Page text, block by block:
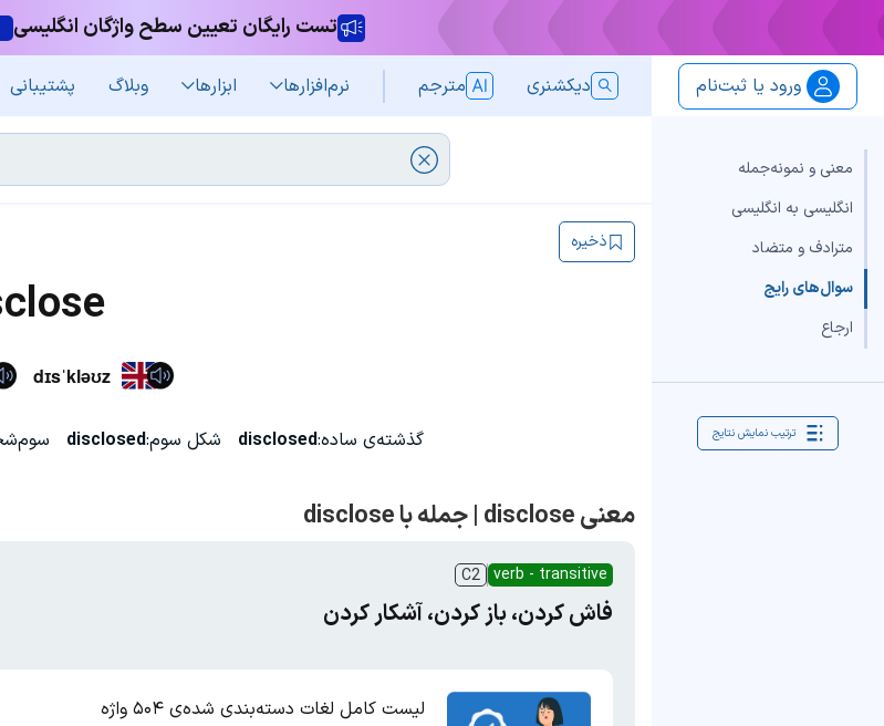
تست رایگان تعیین سطح واژگان انگلیسی
ورود یا ثبت‌نام دیکشنری مترجم نرم‌افزار‌ها ابزارها وبلاگ پشتیبانی
معنی و نمونه‌جمله
انگلیسی به انگلیسی
مترادف و متضاد
سوال‌های رایج
ارجاع
ترتیب نمایش نتایج
ذخیره
dɪsˈkləʊz
گذشته‌ی ساده:disclosed شکل سوم:disclosed
معنی disclose | جمله با disclose
verb - transitive
C2
فاش کردن، باز کردن، آشکار کردن
لیست کامل لغات دسته‌بندی شده‌ی ۵۰۴ واژه